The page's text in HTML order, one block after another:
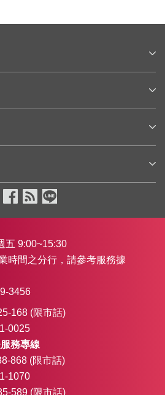
五 9:00~15:30
時間之分行，請參考服務據
3456
168 (限市話)
0025
務專線
868 (限市話)
1070
589 (限市話)